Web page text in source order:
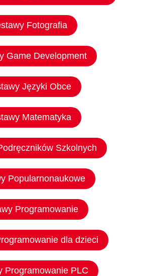
Fotografia
Game Development
Języki Obce
Matematyka
Szkolnych
Popularnonaukowe
Programowanie
dla dzieci
Programowanie PLC